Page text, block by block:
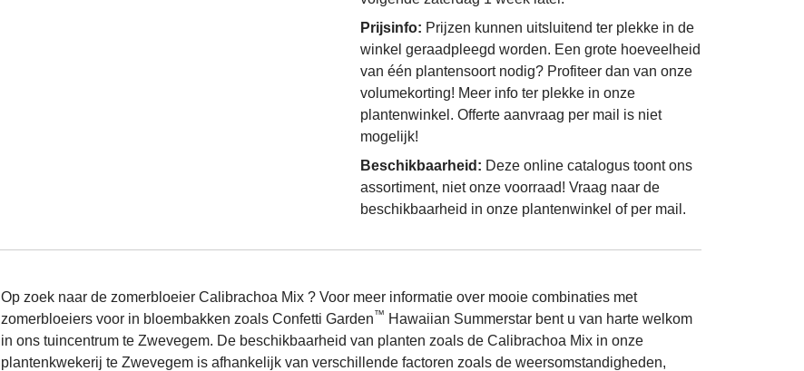
Prijsinfo: Prijzen kunnen uitsluitend ter plekke in de
winkel geraadpleegd worden. Een grote hoeveelheid
van één plantensoort nodig? Profiteer dan van onze
volumekorting! Meer info ter plekke in onze
plantenwinkel. Offerte aanvraag per mail is niet
mogelijk!
Beschikbaarheid: Deze online catalogus toont ons
assortiment, niet onze voorraad! Vraag naar de
beschikbaarheid in onze plantenwinkel of per mail.
Op zoek naar de zomerbloeier Calibrachoa Mix ? Voor meer informatie over mooie combinaties met
zomerbloeiers voor in bloembakken zoals Confetti Garden™ Hawaiian Summerstar bent u van harte welkom
in ons tuincentrum te Zwevegem. De beschikbaarheid van planten zoals de Calibrachoa Mix in onze
plantenkwekerij te Zwevegem is afhankelijk van verschillende factoren zoals de weersomstandigheden,